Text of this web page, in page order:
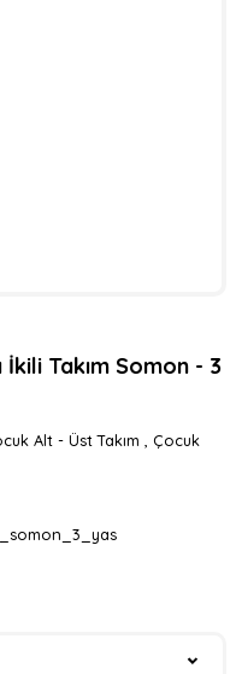
Takım Somon - 3
Alt - Üst Takım
Çocuk